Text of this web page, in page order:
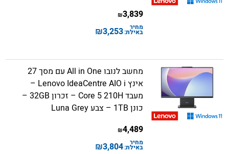
3,839
₪
מחיר
באילת:3,253
₪
מחשב לנובו All in One עם מסך 27
אינץ Lenovo IdeaCentre AIO i –
מעבד Core 5 210H – זכרון 32GB –
כונן 1TB – צבע Luna Grey
4,489
₪
מחיר
באילת:3,804
₪